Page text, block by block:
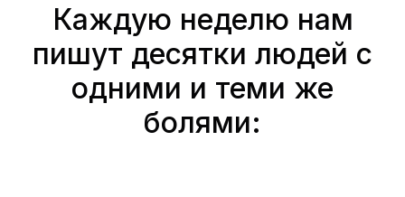
Каждую неделю нам
пишут десятки людей с
одними и теми же
болями: